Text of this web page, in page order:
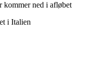
kommer ned i afløbet
i Italien